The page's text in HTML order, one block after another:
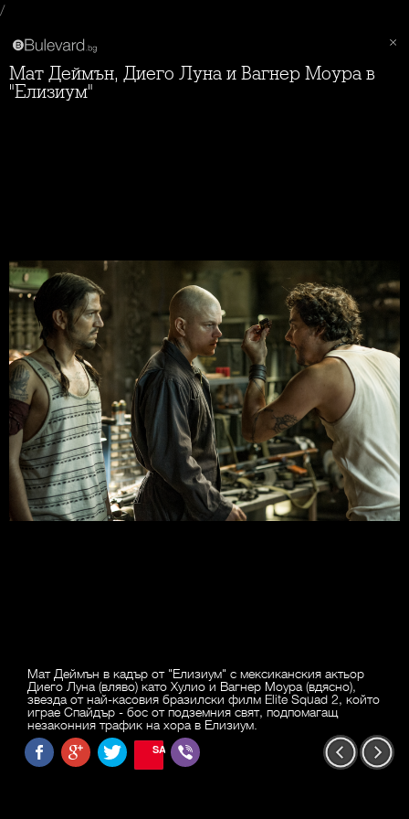
/
Мат Деймън, Диего Луна и Вагнер Моура в
"Елизиум"
Мат Деймън в кадър от "Елизиум" с мексиканския актьор
Диего Луна (вляво) като Хулио и Вагнер Моура (вдясно),
звезда от най-касовия бразилски филм Elite Squad 2, който
играе Спайдър - бос от подземния свят, подпомагащ
незаконния трафик на хора в Елизиум.
SAVE